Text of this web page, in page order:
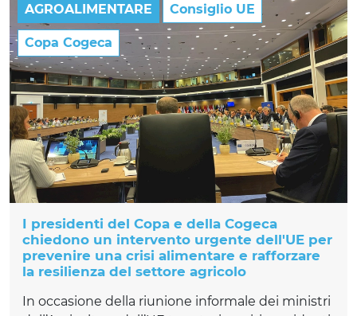
AGROALIMENTARE Consiglio UE
Copa Cogeca
I presidenti del Copa e della Cogeca
chiedono un intervento urgente dell'UE per
prevenire una crisi alimentare e rafforzare
la resilienza del settore agricolo
In occasione della riunione informale dei ministri